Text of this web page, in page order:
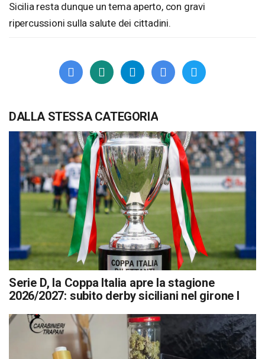
Sicilia resta dunque un tema aperto, con gravi
ripercussioni sulla salute dei cittadini.
DALLA STESSA CATEGORIA
Serie D, la Coppa Italia apre la stagione
2026/2027: subito derby siciliani nel girone I